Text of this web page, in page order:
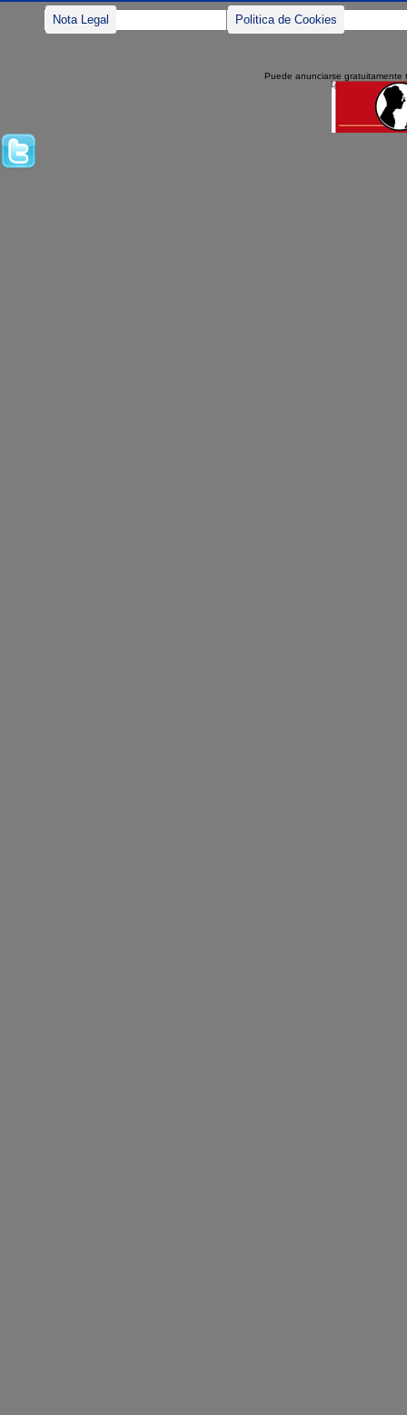
Nota Legal Politica de Cookies
Puede anunciarse